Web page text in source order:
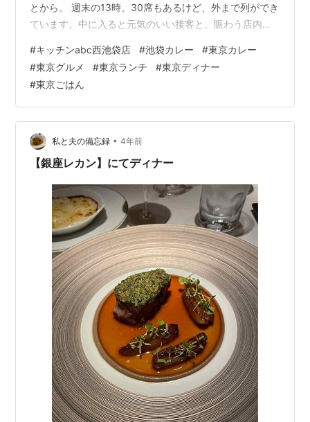
とから。 週末の13時。30席もあるけど、外まで列ができ
ています。中に入ると元気のいい接客と、賑わう店内。
ーすぎます。「キッチンABC」の旗がぶち上がる！ 【オ
リエンタルライス】特製秘伝のタレで炒めた豚肉、ニラ
に生卵。「キッチンABC」の一番人気！すた丼屋の超上
位版と言ったら失礼かもしれない。次回は、無心で【オ
リエンタルライス】をがっつきたい。めっちゃ好き。
【カニクリームコロッケ…
#キッチンabc西池袋店 #池袋カレー #東京カレー
#東京グルメ #東京ランチ #東京ディナー
#東京ごはん
私と夫の備忘録 • 4年前
【銀座レカン】にてディナー